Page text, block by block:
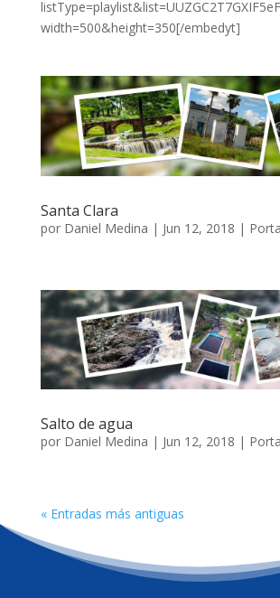
width=500&height=350[/embedyt]
Santa Clara
por Daniel Medina | Jun 12, 2018 |
Salto de agua
por Daniel Medina | Jun 12, 2018 |
« Entradas más antiguas